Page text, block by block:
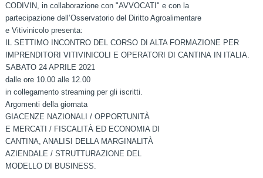
CODIVIN, in collaborazione con "AVVOCATI" e con la
partecipazione dell’Osservatorio del Diritto Agroalimentare
e Vitivinicolo presenta:
IL SETTIMO INCONTRO DEL CORSO DI ALTA FORMAZIONE PER
IMPRENDITORI VITIVINICOLI E OPERATORI DI CANTINA IN ITALIA.
SABATO 24 APRILE 2021
dalle ore 10.00 alle 12.00
in collegamento streaming per gli iscritti.
Argomenti della giornata
GIACENZE NAZIONALI / OPPORTUNITÀ
E MERCATI / FISCALITÀ ED ECONOMIA DI
CANTINA, ANALISI DELLA MARGINALITÀ
AZIENDALE / STRUTTURAZIONE DEL
MODELLO DI BUSINESS.